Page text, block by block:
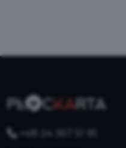
+48 24 367 51 95